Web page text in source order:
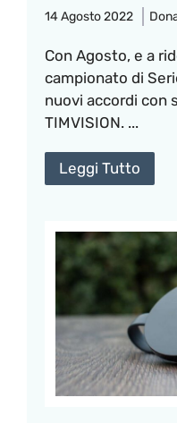
14 Agosto 2022
Con Agosto, e a
campionato di
nuovi accordi con
TIMVISION. ...
Leggi Tutto